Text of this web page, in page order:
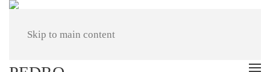
Skip to main content